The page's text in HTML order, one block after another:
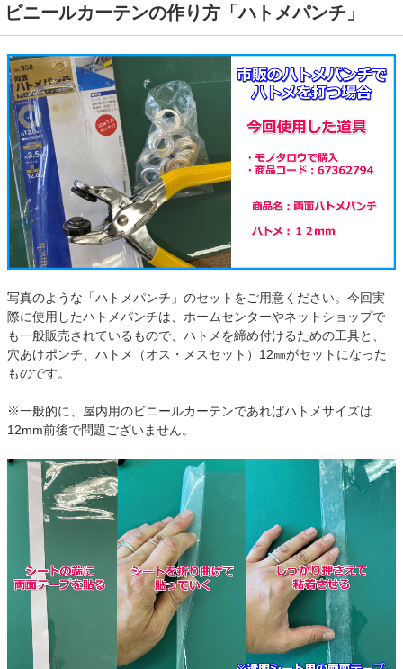
ビニールカーテンの作り方「ハトメパンチ」
写真のような「ハトメパンチ」のセットをご用意ください。今回実
際に使用したハトメパンチは、ホームセンターやネットショップで
も一般販売されているもので、ハトメを締め付けるための工具と、
穴あけポンチ、ハトメ（オス・メスセット）12㎜がセットになった
ものです。
※一般的に、屋内用のビニールカーテンであればハトメサイズは
12mm前後で問題ございません。